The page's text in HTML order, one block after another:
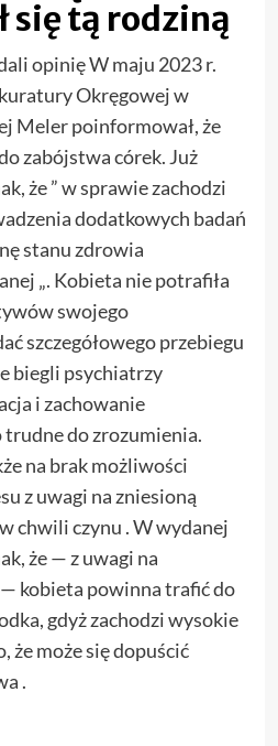
się tą rodziną
opinię W maju 2023 r.
Okręgowej w
Meler poinformował, że
zabójstwa córek. Już
że ” w sprawie zachodzi
dodatkowych badań
stanu zdrowia
„. Kobieta nie potrafiła
swojego
szczegółowego przebiegu
biegli psychiatrzy
i zachowanie
trudne do zrozumienia.
na brak możliwości
z uwagi na zniesioną
chwili czynu . W wydanej
że — z uwagi na
kobieta powinna trafić do
gdyż zachodzi wysokie
może się dopuścić
.